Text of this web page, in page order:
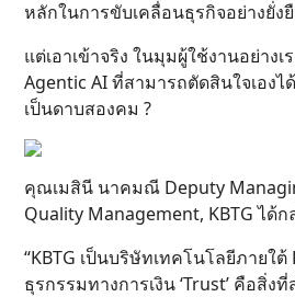
หลักในการขับเคลื่อนธุรกิจอย่างยั่ง
แต่เอาเข้าจริง ในมุมผู้ใช้งานอย่างเ
Agentic AI ที่สามารถตัดสินใจเอง
เป็นดาบสองคม ?
คุณเมสินี นาคมณี Deputy
Quality Management, KBTG ได้ก
“KBTG เป็นบริษัทเทคโนโลยีภายใ
ธุรกรรมทางการเงิน ‘Trust’ คือสิ่ง